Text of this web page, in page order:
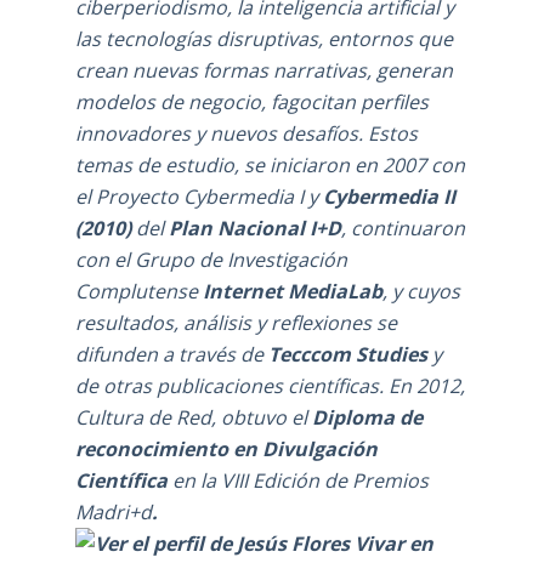
ciberperiodismo, la inteligencia artificial y
las tecnologías disruptivas, entornos que
crean nuevas formas narrativas, generan
modelos de negocio, fagocitan perfiles
innovadores y nuevos desafíos. Estos
temas de estudio, se iniciaron en 2007 con
el Proyecto Cybermedia I yCybermedia II
(2010) delPlan Nacional I+D, continuaron
con elGrupo de Investigación
ComplutenseInternet MediaLab, y cuyos
resultados, análisis y reflexiones se
difunden a través de Tecccom Studiesy
de otras publicaciones científicas. En 2012,
Cultura de Red, obtuvo elDiploma de
reconocimiento en Divulgación
Científicaen la VIII Edición de Premios
Madri+d.